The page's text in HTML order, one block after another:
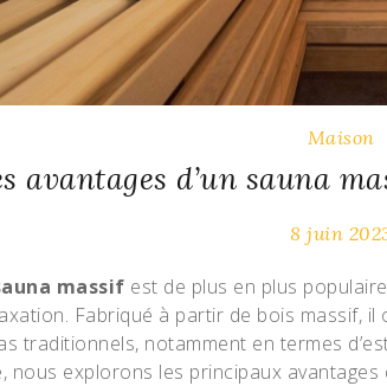
Maison
avantages d’un sauna
8 juin
massif est de plus en plus
Fabriqué à partir de bois massif,
traditionnels, notamment en termes
nous explorons les principaux avantages